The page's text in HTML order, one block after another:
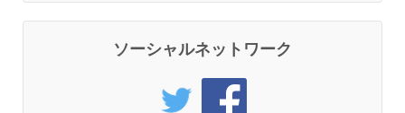
ソーシャルネットワーク